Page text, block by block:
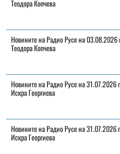
Теодора Копчева
Новините на Радио Русе на 03.08.2026
Теодора Копчева
Новините на Радио Русе на 31.07.2026
Искра Георгиева
Новините на Радио Русе на 31.07.2026
Искра Георгиева